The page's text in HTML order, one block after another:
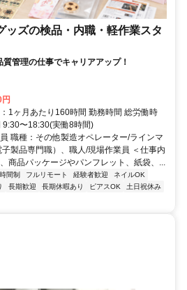
ッズの検品・内職・軽作業スタ
管理の仕事でキャリアアップ！
1ヶ月あたり160時間 勤務時間 総労働時
9:30〜18:30(実働8時間)
職種：その他製造オペレーター/ラインマ
製品専門職）、職人/現場作業員 ＜仕事内
商品パッケージやパンフレット、紙袋、...
間制 フルリモート 経験者歓迎
ネイルOK
長期歓迎 長期休暇あり ピアスOK
土日祝休み